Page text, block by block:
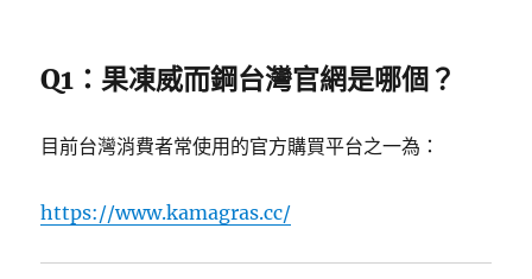
Q1：果凍威而鋼台灣官網是哪個？
目前台灣消費者常使用的官方購買平台之一為：
https://www.kamagras.cc/